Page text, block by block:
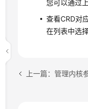
您可以通过
查看CRD对
在列表中选
上一篇：管理内核